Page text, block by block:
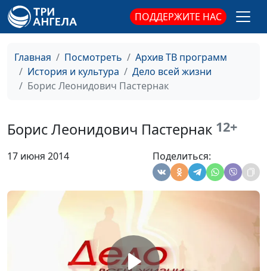
ПОДДЕРЖИТЕ НАС
Главная Посмотреть
Архив ТВ программ
История и культура
Дело всей жизни
Борис Леонидович Пастернак
Борис Леонидович Пастернак 12+
17 июня 2014
Поделиться:
Ирина Кириченко, Михаил
#40
Ирэна Сендлер
Ирина Кириченко, Лидия
Плахова, Михаил
Севастьянов
Зинаида Гиппиус
Ирина Кириченко, Михаил